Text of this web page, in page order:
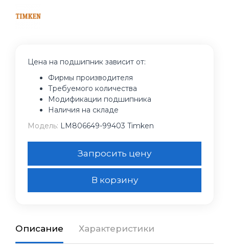
Цена на подшипник зависит от:
Фирмы производителя
Требуемого количества
Модификации подшипника
Наличия на складе
Модель: LM806649-99403 Timken
Запросить цену
В корзину
Описание Характеристики